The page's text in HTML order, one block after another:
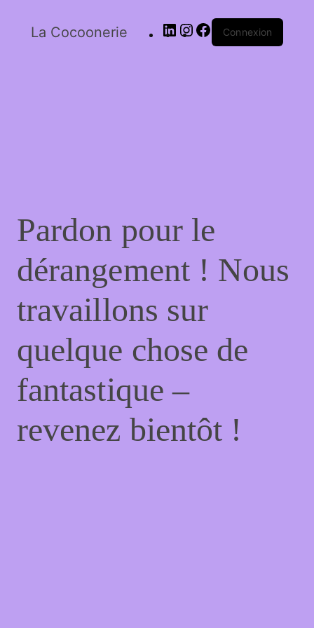
La Cocoonerie Connexion
Pardon pour le
dérangement ! Nous
travaillons sur
quelque chose de
fantastique –
revenez bientôt !